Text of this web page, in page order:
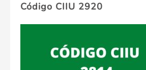
Código CIIU 2920